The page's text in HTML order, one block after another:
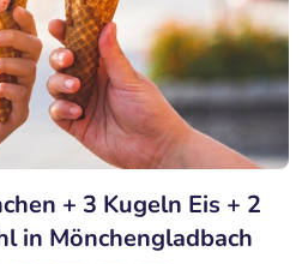
+ 3 Kugeln Eis + 2
in Mönchengladbach